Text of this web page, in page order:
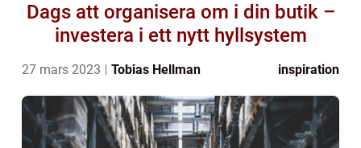
Dags att organisera om i din butik –
investera i ett nytt hyllsystem
27 mars 2023 Tobias Hellman inspiration